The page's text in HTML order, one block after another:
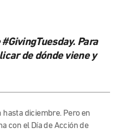
Para
de dónde viene y
diciembre. Pero en
con el Día de Acción de